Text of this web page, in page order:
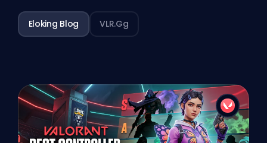
Eloking Blog VLR.gg